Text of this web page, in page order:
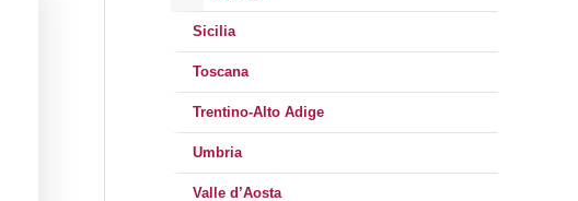
Sicilia
Toscana
Trentino-Alto Adige
Umbria
Valle d’Aosta